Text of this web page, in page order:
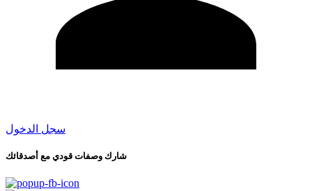
سجل الدخول
شارك وصفات قودي مع أصدقائك